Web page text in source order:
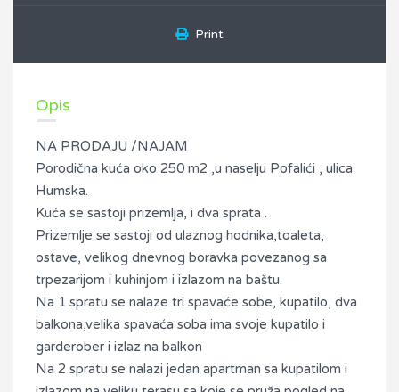
Print
Opis
NA PRODAJU /NAJAM
Porodična kuća oko 250 m2 ,u naselju Pofalići , ulica
Humska.
Kuća se sastoji prizemlja, i dva sprata .
Prizemlje se sastoji od ulaznog hodnika,toaleta,
ostave, velikog dnevnog boravka povezanog sa
trpezarijom i kuhinjom i izlazom na baštu.
Na 1 spratu se nalaze tri spavaće sobe, kupatilo, dva
balkona,velika spavaća soba ima svoje kupatilo i
garderober i izlaz na balkon
Na 2 spratu se nalazi jedan apartman sa kupatilom i